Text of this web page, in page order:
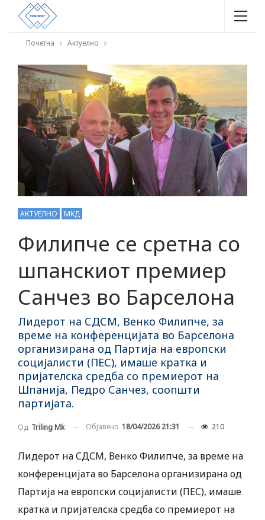
Почетна Актуелно
АКТУЕЛНО МКД
Филипче се сретна со
шпанскиот премиер
Санчез во Барселона
Лидерот на СДСМ, Венко Филипче, за
време на конференцијата во Барселона
организирана од Партија на европски
социјалисти (ПЕС), имаше кратка и
пријателска средба со премиерот на
Шпанија, Педро Санчез, соопшти
партијата.
Од Triling Mk Објавено 18/04/2026 21:31 210
Лидерот на СДСМ, Венко Филипче, за време на
конференцијата во Барселона организирана од
Партија на европски социјалисти (ПЕС), имаше
кратка и пријателска средба со премиерот на